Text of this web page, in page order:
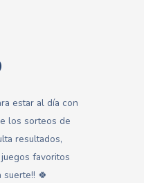
estar al día con
los sorteos de
resultados,
favoritos
suerte!! 🍀